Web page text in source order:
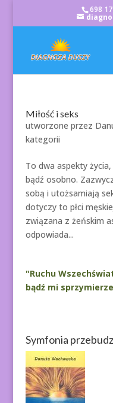
698
Miłość i seks
utworzone przez
kategorii
To dwa aspekty
bądź osobno.
sobą i utożsamiają
dotyczy to płci
związana z żeńskim
odpowiada...
"Ruchu
bądź mi
Symfonia